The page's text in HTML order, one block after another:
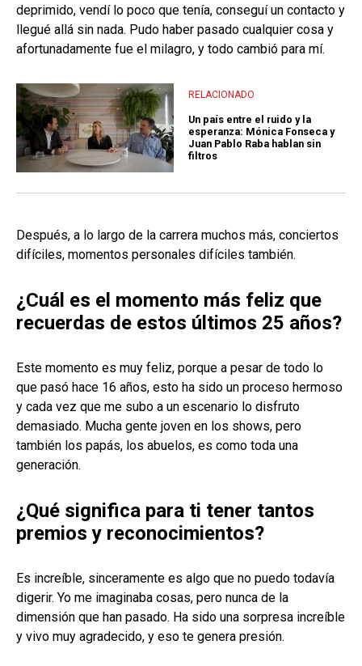
deprimido, vendí lo poco que tenía, conseguí un contacto y
llegué allá sin nada. Pudo haber pasado cualquier cosa y
afortunadamente fue el milagro, y todo cambió para mí.
RELACIONADO
Un país entre el ruido y la
esperanza: Mónica Fonseca y
Juan Pablo Raba hablan sin
filtros
Después, a lo largo de la carrera muchos más, conciertos
difíciles, momentos personales difíciles también.
¿Cuál es el momento más feliz que
recuerdas de estos últimos 25 años?
Este momento es muy feliz, porque a pesar de todo lo
que pasó hace 16 años, esto ha sido un proceso hermoso
y cada vez que me subo a un escenario lo disfruto
demasiado. Mucha gente joven en los shows, pero
también los papás, los abuelos, es como toda una
generación.
¿Qué significa para ti tener tantos
premios y reconocimientos?
Es increíble, sinceramente es algo que no puedo todavía
digerir. Yo me imaginaba cosas, pero nunca de la
dimensión que han pasado. Ha sido una sorpresa increíble
y vivo muy agradecido, y eso te genera presión.